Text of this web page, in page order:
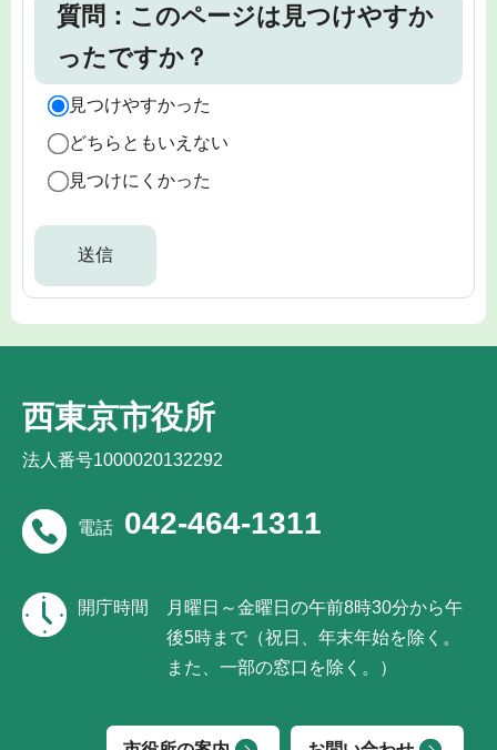
質問：このページは見つけやすか
ったですか？
見つけやすかった
どちらともいえない
見つけにくかった
西東京市役所
法人番号1000020132292
電話 042-464-1311
開庁時間
月曜日～金曜日の午前8時30分から午
後5時まで（祝日、年末年始を除く。
また、一部の窓口を除く。）